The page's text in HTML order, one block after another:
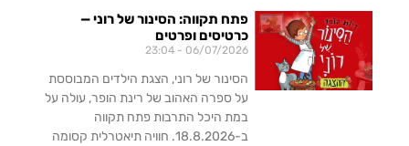
פתח תקווה: הסינור של רוני —
כרטיסים ופרטים
06/07/2026
הסינור של רוני, הצגת הילדים המבוססת
על ספרה האהוב של רינת הופר, עולה על
במת היכל התרבות פתח תקווה
ב-18.8.2026. חוויה תיאטרלית קסומה